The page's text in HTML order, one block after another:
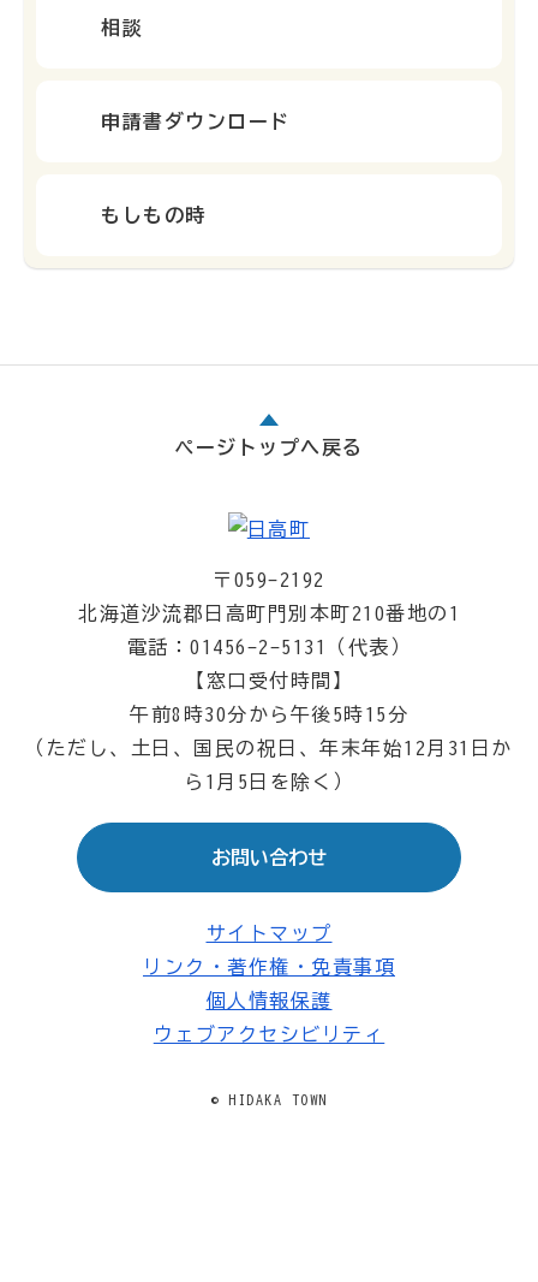
相談
申請書ダウンロード
もしもの時
ページトップへ戻る
〒059-2192
北海道沙流郡日高町門別本町210番地の1
電話：01456-2-5131（代表）
【窓口受付時間】
午前8時30分から午後5時15分
（ただし、土日、国民の祝日、年末年始12月31日か
ら1月5日を除く）
お問い合わせ
サイトマップ
リンク・著作権・免責事項
個人情報保護
ウェブアクセシビリティ
© HIDAKA TOWN